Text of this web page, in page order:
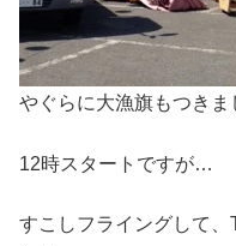
やぐらに大漁旗もつきま
12時スタートですが…
すこしフライングして